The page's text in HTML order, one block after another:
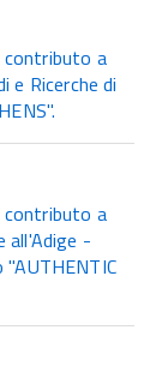
a
e Ricerche di
a
all'Adige -